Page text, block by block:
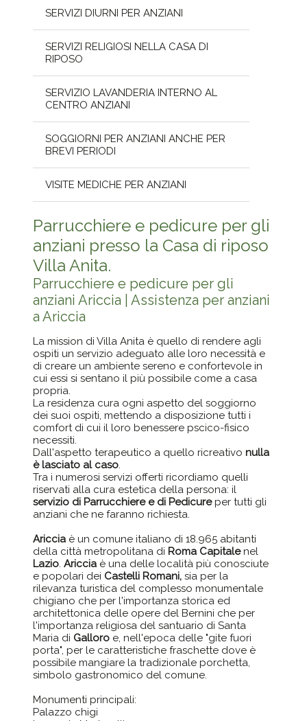
SERVIZI DIURNI PER ANZIANI
SERVIZI RELIGIOSI NELLA CASA DI
RIPOSO
SERVIZIO LAVANDERIA INTERNO AL
CENTRO ANZIANI
SOGGIORNI PER ANZIANI ANCHE PER
BREVI PERIODI
VISITE MEDICHE PER ANZIANI
Parrucchiere e pedicure per gli
anziani presso la Casa di riposo
Villa Anita.
Parrucchiere e pedicure per gli
anziani Ariccia | Assistenza per anziani
a Ariccia
La mission di Villa Anita è quello di rendere agli
ospiti un servizio adeguato alle loro necessità e
di creare un ambiente sereno e confortevole in
cui essi si sentano il più possibile come a casa
propria.
La residenza cura ogni aspetto del soggiorno
dei suoi ospiti, mettendo a disposizione tutti i
comfort di cui il loro benessere pscico-fisico
necessiti.
Dall'aspetto terapeutico a quello ricreativo nulla
è lasciato al caso.
Tra i numerosi servizi offerti ricordiamo quelli
riservati alla cura estetica della persona: il
servizio di Parrucchiere e di Pedicureper tutti gli
anziani che ne faranno richiesta.
Ariccia è un comune italiano di 18.965 abitanti
della città metropolitana di Roma Capitalenel
Lazio.Ariccia è una delle località più conosciute
e popolari dei Castelli Romani, sia per la
rilevanza turistica del complesso monumentale
chigiano che per l'importanza storica ed
architettonica delle opere del Bernini che per
l'importanza religiosa del santuario di Santa
Maria di Galloro e, nell'epoca delle "gite fuori
porta", per le caratteristiche fraschette dove è
possibile mangiare la tradizionale porchetta,
simbolo gastronomico del comune.
Monumenti principali:
Palazzo chigi